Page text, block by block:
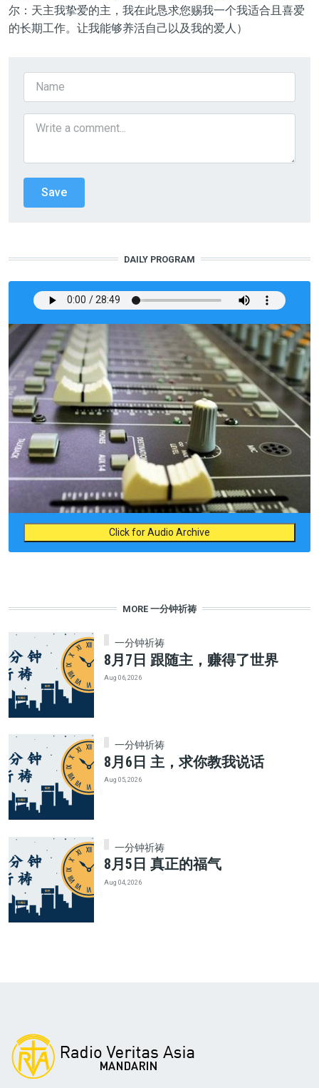
尔：天主我挚爱的主，我在此恳求您赐我一个我适合且喜爱
的长期工作。让我能够养活自己以及我的爱人）
DAILY PROGRAM
Click for Audio Archive
MORE 一分钟祈祷
一分钟祈祷
8月7日 跟随主，赚得了世界
Aug 06, 2026
一分钟祈祷
8月6日 主，求你教我说话
Aug 05, 2026
一分钟祈祷
8月5日 真正的福气
Aug 04, 2026